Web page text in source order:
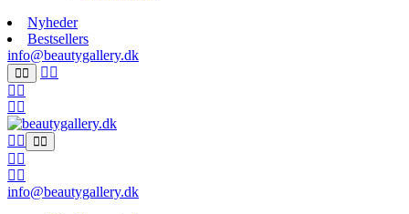
Nyheder
Bestsellers
info@beautygallery.dk
info@beautygallery.dk